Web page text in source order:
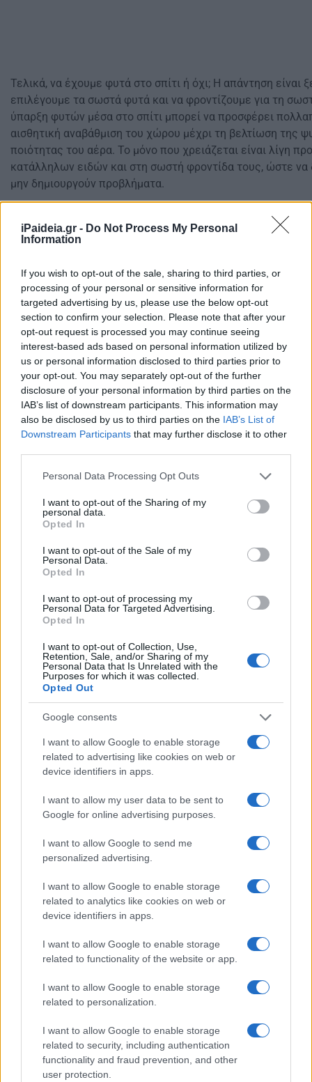
iPaideia.gr - Do Not Process My Personal
Information
If you wish to opt-out of the sale, sharing to third parties, or
processing of your personal or sensitive information for
targeted advertising by us, please use the below opt-out
section to confirm your selection. Please note that after your
opt-out request is processed you may continue seeing
interest-based ads based on personal information utilized by
us or personal information disclosed to third parties prior to
your opt-out. You may separately opt-out of the further
disclosure of your personal information by third parties on the
IAB’s list of downstream participants. This information may
also be disclosed by us to third parties on the IAB’s List of
Downstream Participants that may further disclose it to other
Please note that this website/app uses one or more Google
not limited to your visit or usage behaviour. You may click to
grant or deny consent to Google and its third-party tags to
use your data for below specified purposes in below Google
consent section.
Personal Data Processing Opt Outs
I want to opt-out of the Sharing of my
personal data.
Opted In
I want to opt-out of the Sale of my
Personal Data.
Opted In
I want to opt-out of processing my
Personal Data for Targeted Advertising.
Opted In
I want to opt-out of Collection, Use,
Retention, Sale, and/or Sharing of my
Personal Data that Is Unrelated with the
Purposes for which it was collected.
Opted Out
Google consents
I want to allow Google to enable storage
related to advertising like cookies on web or
device identifiers in apps.
I want to allow my user data to be sent to
Google for online advertising purposes.
I want to allow Google to send me
personalized advertising.
I want to allow Google to enable storage
related to analytics like cookies on web or
device identifiers in apps.
I want to allow Google to enable storage
related to functionality of the website or app.
I want to allow Google to enable storage
related to personalization.
I want to allow Google to enable storage
related to security, including authentication
functionality and fraud prevention, and other
user protection.
Τελικά, να έχουμε φυτά στο σπίτι ή όχι; Η απάντηση είναι
επιλέγουμε τα σωστά φυτά και να φροντίζουμε για τη
ύπαρξη φυτών μέσα στο σπίτι μπορεί να προσφέρει
αισθητική αναβάθμιση του χώρου μέχρι τη βελτίωση της
ποιότητας του αέρα. Το μόνο που χρειάζεται είναι λίγη
κατάλληλων ειδών και στη σωστή φροντίδα τους, ώστε να
μην δημιουργούν προβλήματα.
Ακολουθείστε το iPaideia.gr στο
TελευταίεςΕιδήσειςγια την Παιδεία και την
Στην Κατηγορία:ΕΝΔΙΑΦΕΡΟΥΣΕΣ ΕΙΔΗΣΕΙΣ
ΔΙΑΒΑΣΤΕ ΑΚΟΜΑ
Ενοίκια: Εξώσεις εξπρές με το νέο
10/07/2025 - 08:30 26/04/2025 -